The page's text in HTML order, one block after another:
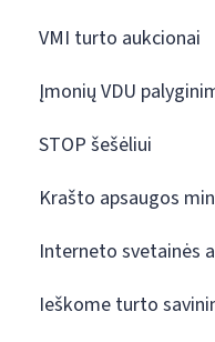
VMI turto aukcionai
Įmonių VDU
STOP šešėliui
Krašto apsaugos
Interneto svetainės
Ieškome turto